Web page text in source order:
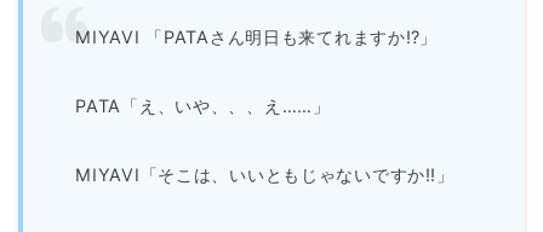
MIYAVI 「PATAさん明日も来てれますか⁉︎」
PATA「え、いや、、、え……」
MIYAVI「そこは、いいともじゃないですか‼︎」